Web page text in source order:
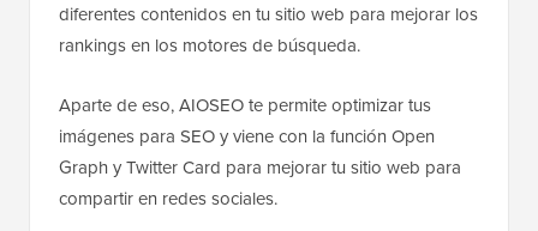
diferentes contenidos en tu sitio web para mejorar los
rankings en los motores de búsqueda.
Aparte de eso, AIOSEO te permite optimizar tus
imágenes para SEO y viene con la función Open
Graph y Twitter Card para mejorar tu sitio web para
compartir en redes sociales.